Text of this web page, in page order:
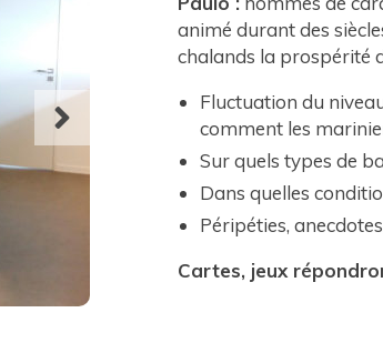
animé durant des
chalands la prospérité
Fluctuation du
comment les
Sur quels types de
Dans quelles
Péripéties,
Cartes, jeux